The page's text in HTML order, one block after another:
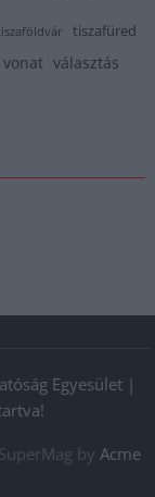
tiszafüred
vonat választás
Egyesület |
by Acme